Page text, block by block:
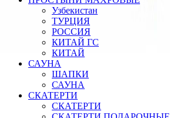
Узбекистан
ТУРЦИЯ
РОССИЯ
КИТАЙ ГС
КИТАЙ
САУНА
ШАПКИ
САУНА
СКАТЕРТИ
СКАТЕРТИ